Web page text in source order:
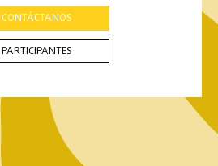
CONTÁCTANOS
PARTICIPANTES